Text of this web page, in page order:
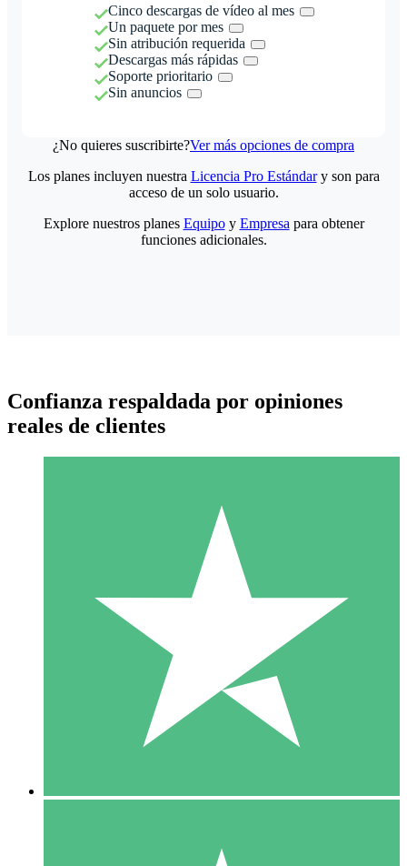
Cinco descargas de vídeo al mes
Un paquete por mes
Sin atribución requerida
Descargas más rápidas
Soporte prioritario
Sin anuncios
¿No quieres suscribirte?Ver más opciones de compra
Paquetes de Créditos Individuales
Paga según el uso con créditos de descarga. Sin compromiso
10 00
10 Descargas
Los planes incluyen nuestra Licencia Pro Estándary son para
acceso de un solo usuario.
Explore nuestros planes Equipoy Empresa para obtener
funciones adicionales.
Confianza respaldada por opiniones
reales de clientes